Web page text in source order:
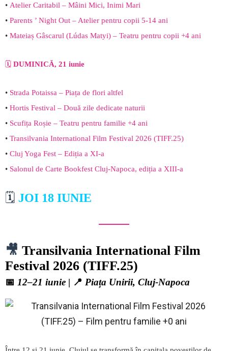
• Atelier Caritabil – Mâini Mici, Inimi Mari
• Parents ’ Night Out – Atelier pentru copii 5-14 ani
• Mateiaș Gâscarul (Lúdas Matyi) – Teatru pentru copii +4 ani
🗓️ DUMINICĂ, 21 iunie
• Strada Potaissa – Piața de flori altfel
• Hortis Festival – Două zile dedicate naturii
• Scufița Roșie – Teatru pentru familie +4 ani
• Transilvania International Film Festival 2026 (TIFF.25)
• Cluj Yoga Fest – Ediția a XI-a
• Salonul de Carte Bookfest Cluj-Napoca, ediția a XIII-a
🗓️ JOI 18 IUNIE
🎥 Transilvania International Film
Festival 2026 (TIFF.25)
📅 12–21 iunie | 📍 Piața Unirii, Cluj-Napoca